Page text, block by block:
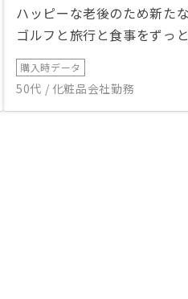
ハッピーな老後のため新た
ゴルフと旅行と食事をずっ
購入時データ
50代 / 化粧品会社勤務